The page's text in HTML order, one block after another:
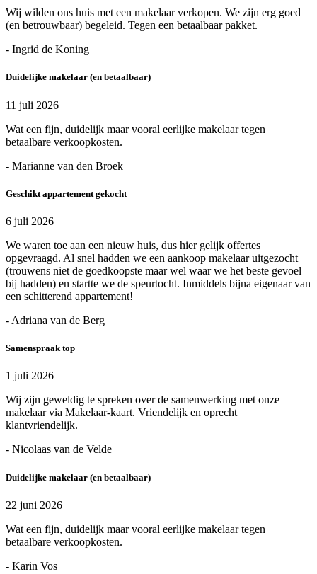
Wij wilden ons huis met een makelaar verkopen. We zijn erg goed
(en betrouwbaar) begeleid. Tegen een betaalbaar pakket.
- Ingrid de Koning
Duidelijke makelaar (en betaalbaar)
11 juli 2026
Wat een fijn, duidelijk maar vooral eerlijke makelaar tegen
betaalbare verkoopkosten.
- Marianne van den Broek
Geschikt appartement gekocht
6 juli 2026
We waren toe aan een nieuw huis, dus hier gelijk offertes
opgevraagd. Al snel hadden we een aankoop makelaar uitgezocht
(trouwens niet de goedkoopste maar wel waar we het beste gevoel
bij hadden) en startte we de speurtocht. Inmiddels bijna eigenaar van
een schitterend appartement!
- Adriana van de Berg
Samenspraak top
1 juli 2026
Wij zijn geweldig te spreken over de samenwerking met onze
makelaar via Makelaar-kaart. Vriendelijk en oprecht
klantvriendelijk.
- Nicolaas van de Velde
Duidelijke makelaar (en betaalbaar)
22 juni 2026
Wat een fijn, duidelijk maar vooral eerlijke makelaar tegen
betaalbare verkoopkosten.
- Karin Vos